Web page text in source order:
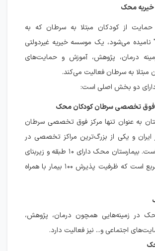
محک
از کودکان مبتلا به سرطان که به
می‌شود، یک موسسه خیریه غیردولتی
درمان، پژوهش، آموزش و حمایت‌های
مبتلا به سرطان فعالیت می‌کند.
دو بخش اصلی است:
فوق تخصصی سرطان کودکان محک
به عنوان تنها مرکز فوق تخصصی سرطان
ایران و یکی از بزرگ‌ترین مراکز تخصصی در
خاورمیانه است. بیمارستان محک دارای ۱۰ طبقه و زیربنای
۱۸۰۰۰ مترمربع است که ظرفیت پذیرش ۱۰۰ بیمار با همراه
در زمینه‌هایی همچون درمان، پژوهش،
اجتماعی و... نیز فعالیت دارد.